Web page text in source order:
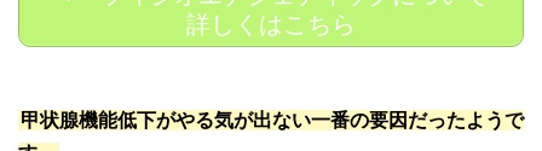
詳しくはこちら
甲状腺機能低下がやる気が出ない一番の要因だったようで